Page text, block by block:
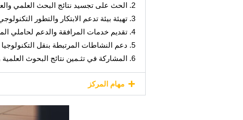
2. الحث على تجسيد نتائج البحث العلمي والعمل الابداعي بالجامعة على أرض الواقع.
3. تهيئة بيئة تدعم الابتكار والتطور التكنولوجي.
4. تقديم خدمات المرافقة والدعم لحاملي المشاريع ونشر ثقافة تسجيل العلامات التجارية وحمايتها بالإضافة إلى الوصول إلى الموارد العلمية والتقنية.
5. دعم النشاطات المرتبطة بنقل التكنولوجيا والتكوين.
6. المشاركة في تثـمين نتائج البحوث العلمية والابتكارات بالتنسيق بين الجامعة ومختلف المؤسسات والهيئات.
مهام المركز